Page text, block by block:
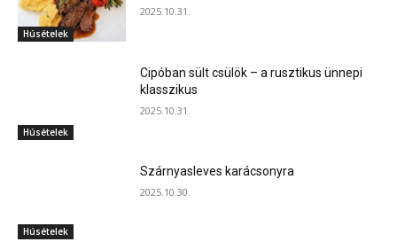
Húsételek
2025.10.31.
Húsételek
Cipóban sült csülök – a rusztikus ünnepi
klasszikus
2025.10.31.
Húsételek
Szárnyasleves karácsonyra
2025.10.30.